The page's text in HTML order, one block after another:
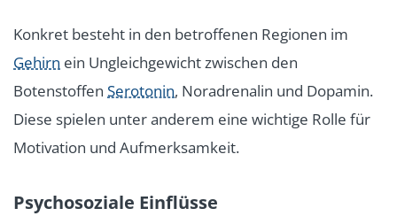
Konkret besteht in den betroffenen Regionen im
Gehirn ein Ungleichgewicht zwischen den
Botenstoffen Serotonin, Noradrenalin und Dopamin.
Diese spielen unter anderem eine wichtige Rolle für
Motivation und Aufmerksamkeit.
Psychosoziale Einflüsse